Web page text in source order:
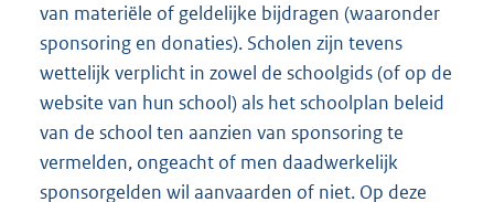
van materiële of geldelijke bijdragen (waaronder
sponsoring en donaties). Scholen zijn tevens
wettelijk verplicht in zowel de schoolgids (of op de
website van hun school) als het schoolplan beleid
van de school ten aanzien van sponsoring te
vermelden, ongeacht of men daadwerkelijk
sponsorgelden wil aanvaarden of niet. Op deze